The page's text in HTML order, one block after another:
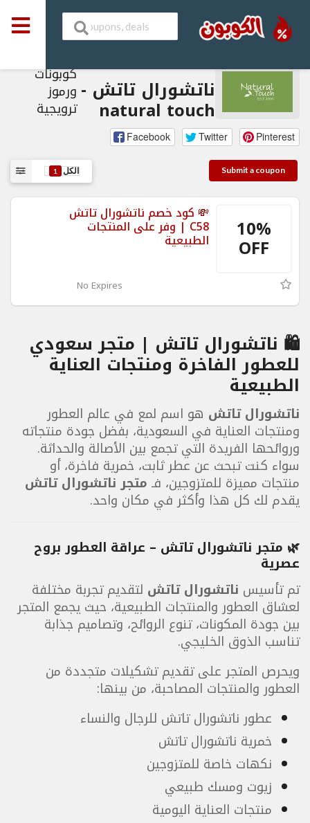
ناتشورال تاتش -
natural touch
كوبونات
ورموز
ترويجية
Facebook Twitter Pinterest
الكل 1 Submit a coupon
10%
OFF
💸 كود خصم ناتشورال تاتش
C58 | وفر على المنتجات
الطبيعية
No Expires
🛍️ ناتشورال تاتش | متجر سعودي
للعطور الفاخرة ومنتجات العناية
الطبيعية
ناتشورال تاتش هو اسم لمع في عالم العطور
ومنتجات العناية في السعودية، بفضل جودة منتجاته
وروائحها الفريدة التي تجمع بين الأصالة والحداثة.
سواء كنت تبحث عن عطر ثابت، خمرية فاخرة، أو
منتجات مميزة للمتزوجين، فـ متجر ناتشورال تاتش
يقدم لك كل هذا وأكثر في مكان واحد.
🌿 متجر ناتشورال تاتش – عراقة العطور بروح
عصرية
تم تأسيس ناتشورال تاتش لتقديم تجربة مختلفة
لعشاق العطور والمنتجات الطبيعية، حيث يجمع المتجر
بين جودة المكونات، تنوع الروائح، وتصاميم جذابة
تناسب الذوق الخليجي.
ويحرص المتجر على تقديم تشكيلات متجددة من
العطور والمنتجات المصاحبة، من بينها:
عطور ناتشورال تاتش للرجال والنساء
خمرية ناتشورال تاتش
نكهات خاصة للمتزوجين
زيوت ومسك طبيعي
منتجات العناية اليومية